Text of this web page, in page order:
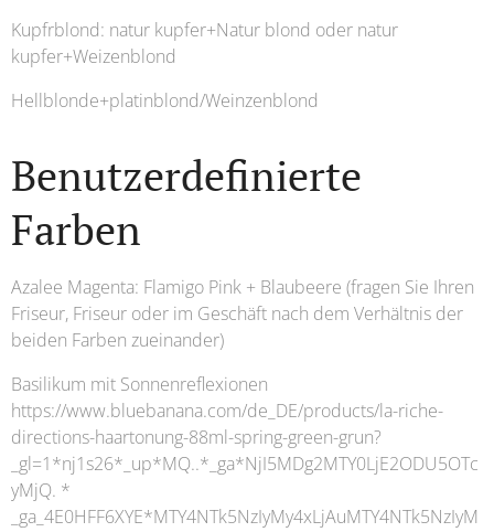
Kupfrblond: natur kupfer+Natur blond oder natur
kupfer+Weizenblond
Hellblonde+platinblond/Weinzenblond
Benutzerdefinierte
Farben
Azalee Magenta: Flamigo Pink + Blaubeere (fragen Sie Ihren
Friseur, Friseur oder im Geschäft nach dem Verhältnis der
beiden Farben zueinander)
Basilikum mit Sonnenreflexionen
https://www.bluebanana.com/de_DE/products/la-riche-
directions-haartonung-88ml-spring-green-grun?
_gl=1*nj1s26*_up*MQ..*_ga*NjI5MDg2MTY0LjE2ODU5OTc
yMjQ. *
_ga_4E0HFF6XYE*MTY4NTk5NzIyMy4xLjAuMTY4NTk5NzIyM